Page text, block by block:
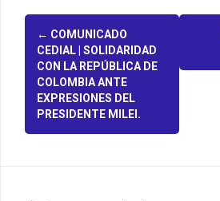
t
← COMUNICADO
CEDIAL | SOLIDARIDAD
CON LA REPÚBLICA DE
COLOMBIA ANTE
EXPRESIONES DEL
PRESIDENTE MILEI.